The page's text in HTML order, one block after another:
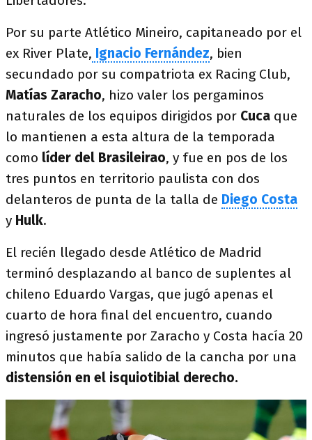
Por su parte Atlético Mineiro, capitaneado por el
ex River Plate, Ignacio Fernández, bien
secundado por su compatriota ex Racing Club,
Matías Zaracho, hizo valer los pergaminos
naturales de los equipos dirigidos por Cuca que
lo mantienen a esta altura de la temporada
como líder del Brasileirao, y fue en pos de los
tres puntos en territorio paulista con dos
delanteros de punta de la talla de Diego Costa
y Hulk.
El recién llegado desde Atlético de Madrid
terminó desplazando al banco de suplentes al
chileno Eduardo Vargas, que jugó apenas el
cuarto de hora final del encuentro, cuando
ingresó justamente por Zaracho y Costa hacía 20
minutos que había salido de la cancha por una
distensión en el isquiotibial derecho.